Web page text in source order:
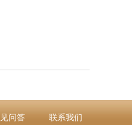
问答 联系我们